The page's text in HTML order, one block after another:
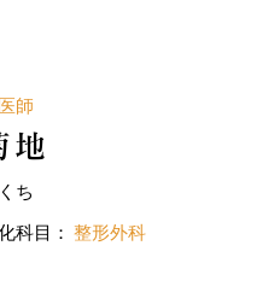
師
地
ち
科目： 整形外科